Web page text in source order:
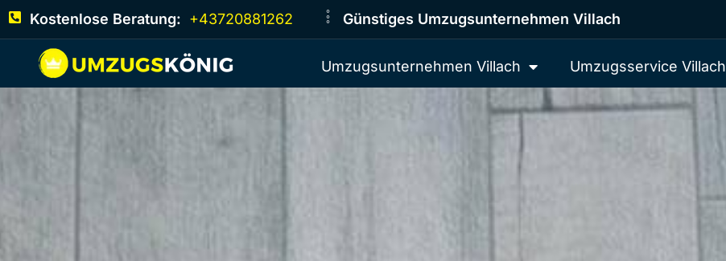
Kostenlose Beratung: +43720881262 Günstiges Umzugsunternehmen Villach
Umzugsunternehmen Villach Umzugsservice Villach